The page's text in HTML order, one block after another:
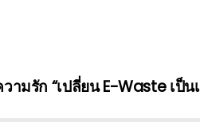
ามรัก “เปลี่ยน E-Waste เป็น